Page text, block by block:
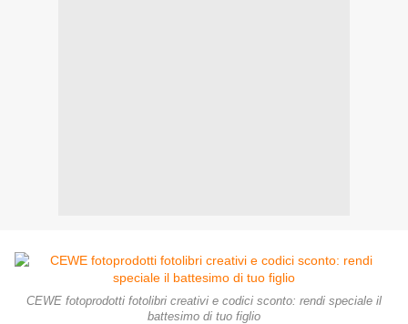
CEWE fotoprodotti fotolibri creativi e codici sconto: rendi speciale il
battesimo di tuo figlio